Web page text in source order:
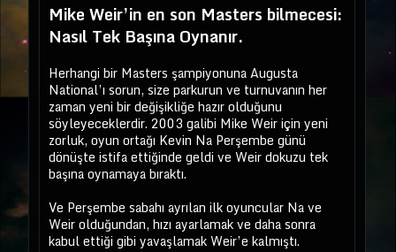
Mike Weir’in en son Masters bilmecesi:
Nasıl Tek Başına Oynanır.
Herhangi bir Masters şampiyonuna Augusta
National’ı sorun, size parkurun ve turnuvanın her
zaman yeni bir değişikliğe hazır olduğunu
söyleyeceklerdir. 2003 galibi Mike Weir için yeni
zorluk, oyun ortağı Kevin Na Perşembe günü
dönüşte istifa ettiğinde geldi ve Weir dokuzu tek
başına oynamaya bıraktı.
Ve Perşembe sabahı ayrılan ilk oyuncular Na ve
Weir olduğundan, hızı ayarlamak ve daha sonra
kabul ettiği gibi yavaşlamak Weir’e kalmıştı.